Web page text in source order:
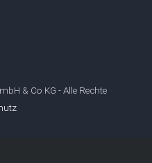
& Co KG - Alle Rechte